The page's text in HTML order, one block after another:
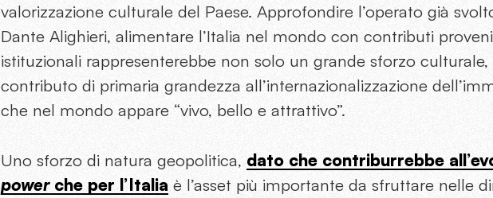
valorizzazione culturale del Paese. Approfondire l’operato già
Dante Alighieri, alimentare l’Italia nel mondo con contributi
istituzionali rappresenterebbe non solo un grande sforzo
contributo di primaria grandezza all’internazionalizzazione
che nel mondo appare “vivo, bello e attrattivo”.
Uno sforzo di natura geopolitica, dato che contriburrebbe
power che per l’Italia è l’asset più importante da sfruttare nelle